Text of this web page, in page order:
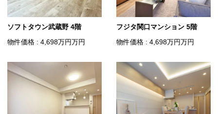
ソフトタウン武蔵野 4階
物件価格 : 4,698万円万円
フジタ関口マンション 5階
物件価格 : 4,698万円万円